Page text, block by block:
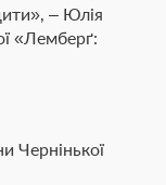
– Юлія
«Лемберґ:
Чернінької